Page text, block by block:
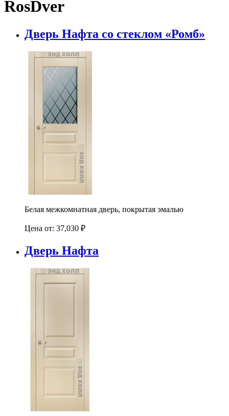
RosDver
Дверь Нафта со стеклом «Ромб»
Белая межкомнатная дверь, покрытая эмалью
Цена от: 37,030 ₽
Дверь Нафта